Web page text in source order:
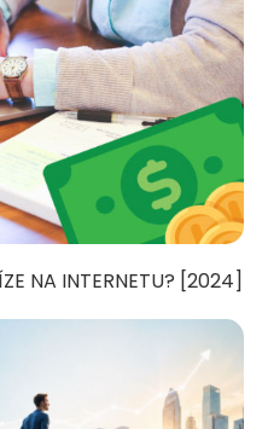
NA INTERNETU? [2024]